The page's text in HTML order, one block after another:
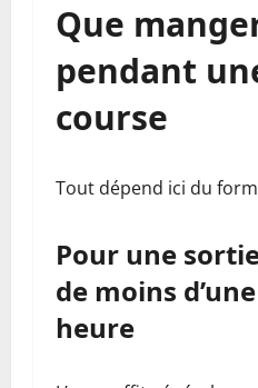
Que
pendant
course
Tout dépend ici du
Pour une
de moins d’une
heure